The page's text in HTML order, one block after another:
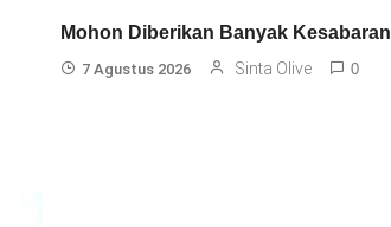
Mohon Diberikan Banyak Kesabaran
7 Agustus 2026 Sinta Olive 0